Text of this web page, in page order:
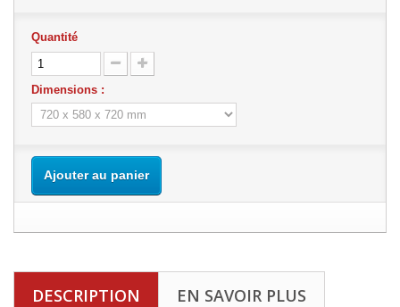
Quantité
Dimensions :
Ajouter au panier
DESCRIPTION EN SAVOIR PLUS